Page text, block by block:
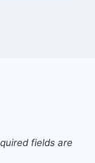
fields are